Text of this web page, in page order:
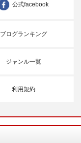
公式facebook
ブログランキング
ジャンル一覧
利用規約